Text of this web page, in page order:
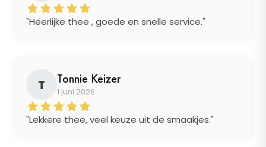
"Heerlijke thee , goede en snelle service."
T Tonnie Keizer
1 juni 2026
"Lekkere thee, veel keuze uit de smaakjes."